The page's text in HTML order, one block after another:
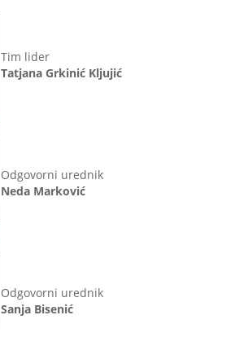
Tim lider
Tatjana Grkinić Kljujić
Odgovorni urednik
Neda Marković
Odgovorni urednik
Sanja Bisenić